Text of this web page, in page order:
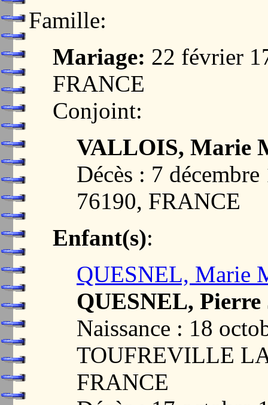
Famille:
Mariage: 22 février
FRANCE
Conjoint:
VALLOIS, Marie
Décès : 7
76190, FRANCE
Enfant(s):
QUESNEL, Marie
QUESNEL,
Naissance : 18
TOUFREVILLE
FRANCE